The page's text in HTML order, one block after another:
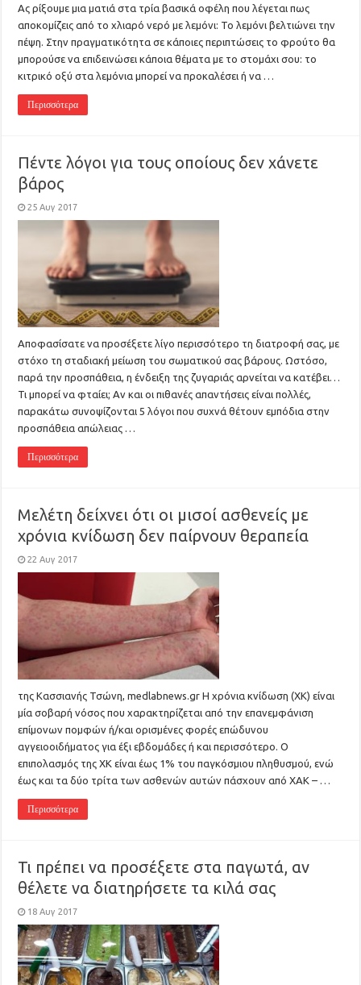
Ας ρίξουμε μια ματιά στα τρία βασικά οφέλη που λέγεται πως
αποκομίζεις από το χλιαρό νερό με λεμόνι: Το λεμόνι βελτιώνει την
πέψη. Στην πραγματικότητα σε κάποιες περιπτώσεις το φρούτο θα
μπορούσε να επιδεινώσει κάποια θέματα με το στομάχι σου: το
κιτρικό οξύ στα λεμόνια μπορεί να προκαλέσει ή να …
Περισσότερα
Πέντε λόγοι για τους οποίους δεν χάνετε
βάρος
25 Αυγ 2017
Αποφασίσατε να προσέξετε λίγο περισσότερο τη διατροφή σας, με
στόχο τη σταδιακή μείωση του σωματικού σας βάρους. Ωστόσο,
παρά την προσπάθεια, η ένδειξη της ζυγαριάς αρνείται να κατέβει…
Τι μπορεί να φταίει; Αν και οι πιθανές απαντήσεις είναι πολλές,
παρακάτω συνοψίζονται 5 λόγοι που συχνά θέτουν εμπόδια στην
προσπάθεια απώλειας …
Περισσότερα
Μελέτη δείχνει ότι οι μισοί ασθενείς με
χρόνια κνίδωση δεν παίρνουν θεραπεία
22 Αυγ 2017
της Κασσιανής Τσώνη, medlabnews.gr Η χρόνια κνίδωση (ΧΚ) είναι
μία σοβαρή νόσος που χαρακτηρίζεται από την επανεμφάνιση
επίμονων πομφών ή/και ορισμένες φορές επώδυνου
αγγειοοιδήματος για έξι εβδομάδες ή και περισσότερο. Ο
επιπολασμός της ΧΚ είναι έως 1% του παγκόσμιου πληθυσμού, ενώ
έως και τα δύο τρίτα των ασθενών αυτών πάσχουν από ΧΑΚ – …
Περισσότερα
Τι πρέπει να προσέξετε στα παγωτά, αν
θέλετε να διατηρήσετε τα κιλά σας
18 Αυγ 2017